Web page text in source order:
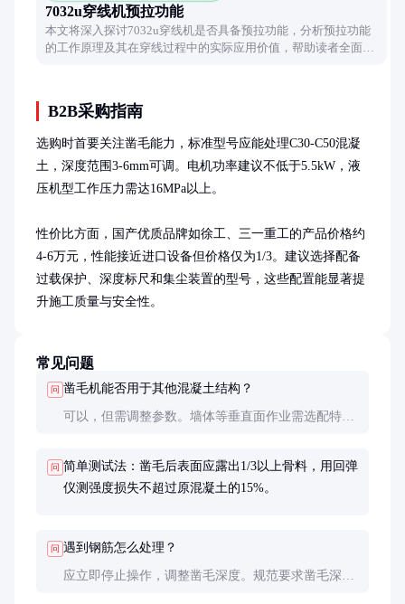
7032u穿线机预拉功能
本文将深入探讨7032u穿线机是否具备预拉功能，分析预拉功能
的工作原理及其在穿线过程中的实际应用价值，帮助读者全面了
B2B采购指南
选购时首要关注凿毛能力，标准型号应能处理C30-C50混凝
土，深度范围3-6mm可调。电机功率建议不低于5.5kW，液
压机型工作压力需达16MPa以上。
性价比方面，国产优质品牌如徐工、三一重工的产品价格约
4-6万元，性能接近进口设备但价格仅为1/3。建议选择配备
过载保护、深度标尺和集尘装置的型号，这些配置能显著提
升施工质量与安全性。
常见问题
问 凿毛机能否用于其他混凝土结构？
可以，但需调整参数。墙体等垂直面作业需选配特殊
问 简单测试法：凿毛后表面应露出1/3以上骨料，用回弹
仪测强度损失不超过原混凝土的15%。
问 遇到钢筋怎么处理？
应立即停止操作，调整凿毛深度。规范要求凿毛深度